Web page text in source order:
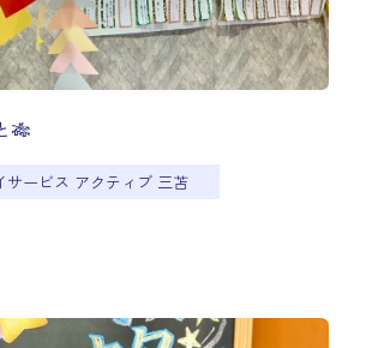
🎋
サービス アクティブ 三苫